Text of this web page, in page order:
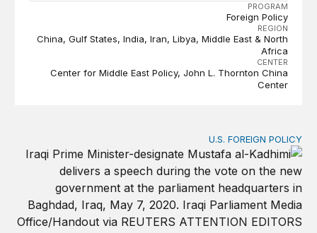
PROGRAM
Foreign Policy
REGION
China Gulf States India Iran Libya Middle East & North
Africa
CENTER
Center for Middle East Policy John L. Thornton China
Center
هل كان رئيس الوزراء العراقي محقّاً في ملاحقته وكيلاً لإيران؟
U.S. FOREIGN POLICY